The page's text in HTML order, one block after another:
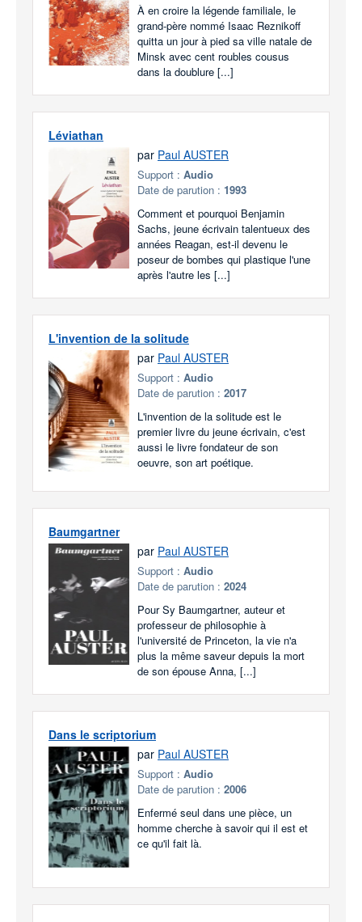
À en croire la légende familiale, le
grand-père nommé Isaac Reznikoff
quitta un jour à pied sa ville natale de
Minsk avec cent roubles cousus
dans la doublure [...]
Léviathan
par Paul AUSTER
Support : Audio
Date de parution : 1993
Comment et pourquoi Benjamin
Sachs, jeune écrivain talentueux des
années Reagan, est-il devenu le
poseur de bombes qui plastique l'une
après l'autre les [...]
L'invention de la solitude
par Paul AUSTER
Support : Audio
Date de parution : 2017
L'invention de la solitude est le
premier livre du jeune écrivain, c'est
aussi le livre fondateur de son
oeuvre, son art poétique.
Baumgartner
par Paul AUSTER
Support : Audio
Date de parution : 2024
Pour Sy Baumgartner, auteur et
professeur de philosophie à
l'université de Princeton, la vie n'a
plus la même saveur depuis la mort
de son épouse Anna, [...]
Dans le scriptorium
par Paul AUSTER
Support : Audio
Date de parution : 2006
Enfermé seul dans une pièce, un
homme cherche à savoir qui il est et
ce qu'il fait là.